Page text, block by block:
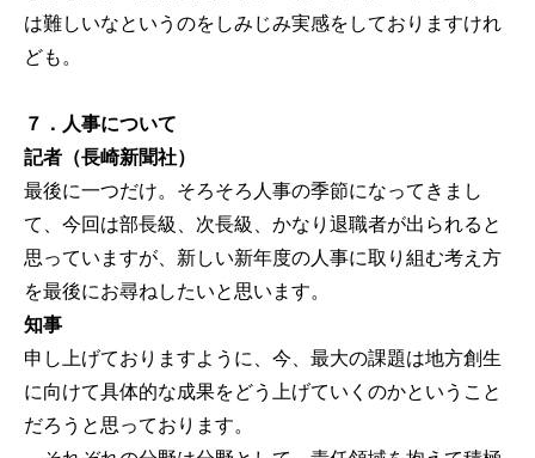
は難しいなというのをしみじみ実感をしておりますけれ
ども。
７．人事について
記者（長崎新聞社）
最後に一つだけ。そろそろ人事の季節になってきまし
て、今回は部長級、次長級、かなり退職者が出られると
思っていますが、新しい新年度の人事に取り組む考え方
を最後にお尋ねしたいと思います。
知事
申し上げておりますように、今、最大の課題は地方創生
に向けて具体的な成果をどう上げていくのかということ
だろうと思っております。